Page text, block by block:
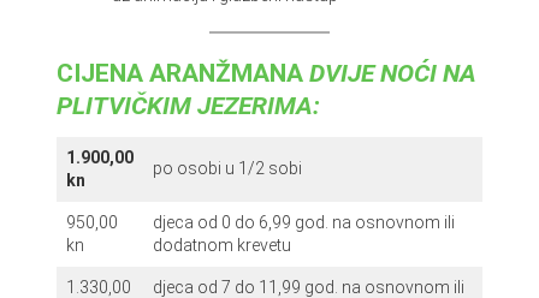
CIJENA ARANŽMANA DVIJE NOĆI NA
PLITVIČKIM JEZERIMA:
1.900,00
kn
po osobi u 1/2 sobi
950,00
kn
djeca od 0 do 6,99 god. na osnovnom ili
dodatnom krevetu
1.330,00
djeca od 7 do 11,99 god. na osnovnom ili